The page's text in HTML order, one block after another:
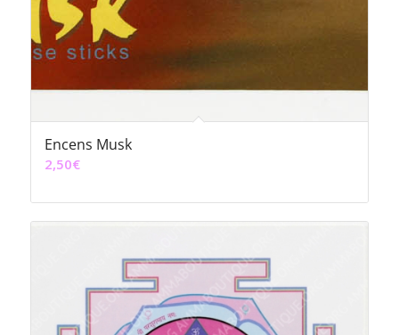
Encens Musk
2,50€